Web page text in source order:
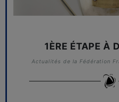
1ÈRE ÉTAPE À
Actualités de la Fédération